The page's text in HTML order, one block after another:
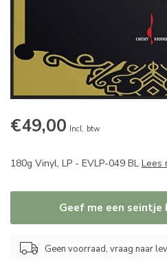
€49,00 Incl. btw
180g Vinyl, LP - EVLP-049 BL Lees
Geef me een seintje
Geen voorraad, vraag naar